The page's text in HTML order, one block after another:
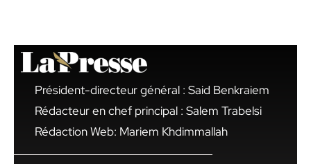
Président-directeur général : Said Benkraiem
Rédacteur en chef principal : Salem Trabelsi
Rédaction Web: Mariem Khdimmallah